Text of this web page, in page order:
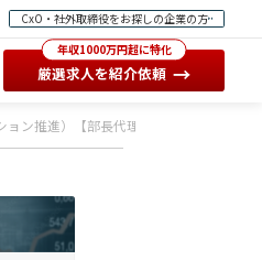
CxO・社外取締役をお探しの企業の方
年収1000万円超に特化
厳選求人を紹介依頼 →
ン推進）【部長代理クラス】